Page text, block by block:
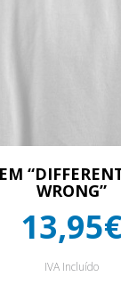
WRONG”
13,95€
IVA Incluído